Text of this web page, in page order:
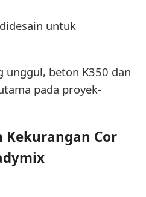
untuk
unggul, beton K350 dan
pada proyek-
Kekurangan Cor